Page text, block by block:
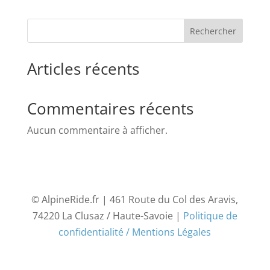
Rechercher
Articles récents
Commentaires récents
Aucun commentaire à afficher.
© AlpineRide.fr | 461 Route du Col des Aravis,
74220 La Clusaz / Haute-Savoie | Politique de
confidentialité / Mentions Légales